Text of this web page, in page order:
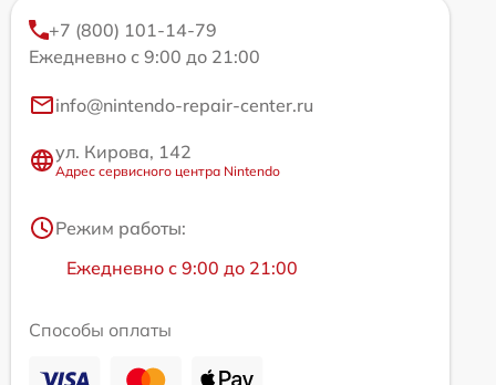
+7 (800) 101-14-79
Ежедневно с 9:00 до 21:00
info@nintendo-repair-center.ru
ул. Кирова, 142
Адрес сервисного центра Nintendo
Режим работы:
Ежедневно с 9:00 до 21:00
Способы оплаты